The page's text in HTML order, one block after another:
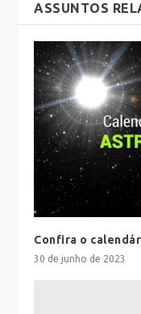
ASSUNTOS
Confira o
30 de junho de 2023